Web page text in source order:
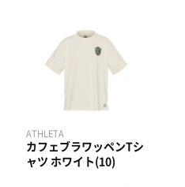
ATHLETA
カフェブラワッペンTシ
ャツ ホワイト(10)